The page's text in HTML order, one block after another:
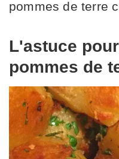
pommes de terre
L'astuce
pommes de